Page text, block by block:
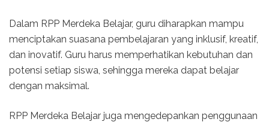
Dalam RPP Merdeka Belajar, guru diharapkan mampu
menciptakan suasana pembelajaran yang inklusif, kreatif,
dan inovatif. Guru harus memperhatikan kebutuhan dan
potensi setiap siswa, sehingga mereka dapat belajar
dengan maksimal.
RPP Merdeka Belajar juga mengedepankan penggunaan